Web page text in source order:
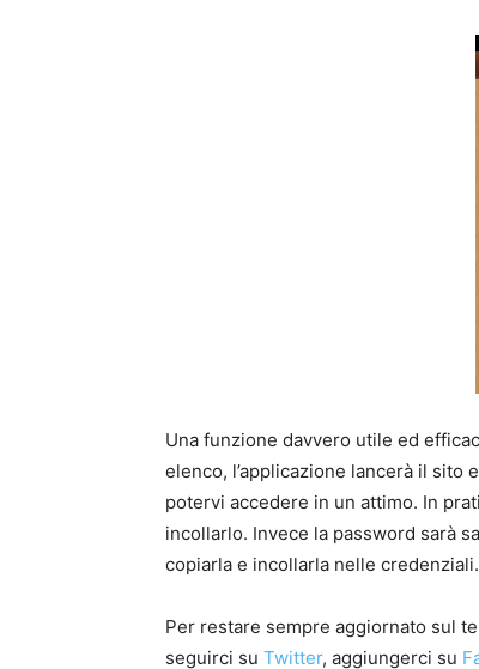
Una funzione davvero utile ed
elenco, l’applicazione lancerà il
potervi accedere in un attimo. In
incollarlo. Invece la password sarà
copiarla e incollarla nelle credenziali.
Per restare sempre aggiornato sul
seguirci su Twitter, aggiungerci su